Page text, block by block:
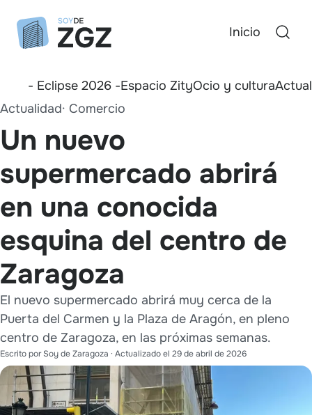
Inicio
- Eclipse 2026 -Espacio ZityOcio y cultura
Actualidad Comercio
Un nuevo
supermercado abrirá
en una conocida
esquina del centro de
Zaragoza
El nuevo supermercado abrirá muy cerca de la
Puerta del Carmen y la Plaza de Aragón, en pleno
centro de Zaragoza, en las próximas semanas.
Escrito porSoy de Zaragoza · Actualizado el 29 de abril de 2026